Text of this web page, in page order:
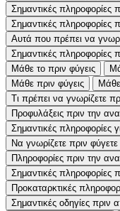
Σημαντικές πληροφορίες
Σημαντικές πληροφορίες
Αυτά που πρέπει να
Σημαντικές πληροφορίες
Μάθε το πριν φύγεις
Μάθε πριν φύγεις
Τι πρέπει να γνωρίζετε
Προφυλάξεις πριν την
Σημαντικές πληροφορίες
Να γνωρίζετε πριν φύγετε
Πληροφορίες πριν την
Σημαντικές
Προκαταρκτικές
Σημαντικές οδηγίες